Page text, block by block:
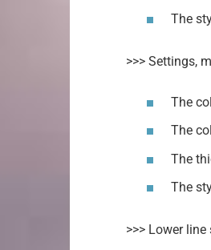
The
>>> Settings,
The
The
The
The
>>> Lower line